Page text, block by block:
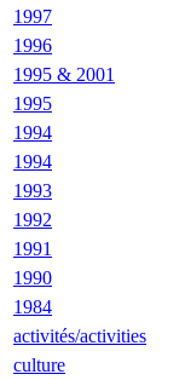
1997
1996
1995 & 2001
1995
1994
1994
1993
1992
1991
1990
1984
activités/activities
culture